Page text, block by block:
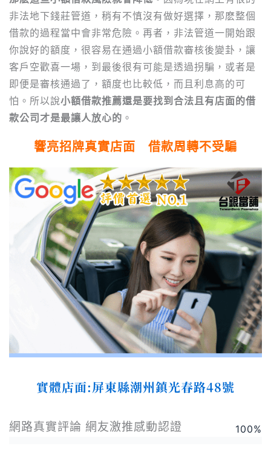
非法地下錢莊管道，稍有不慎沒有做好選擇，那麽整個
借款的過程當中會非常危險。再者，非法管道一開始跟
你說好的額度，很容易在通過小額借款審核後變卦，讓
客戶空歡喜一場，到最後很有可能是透過拐騙，或者是
即便是審核通過了，額度也比較低，而且利息高的可
怕。所以說小額借款推薦還是要找到合法且有店面的借
款公司才是最讓人放心的 。
響亮招牌真實店面 借款周轉不受騙
實體店面:屏東縣潮州鎮光春路48號
網路真實評論 網友激推感動認證 100%